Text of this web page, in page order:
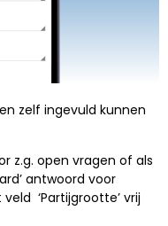
zelf ingevuld kunnen
z.g. open vragen of als
antwoord voor
‘Partijgrootte’ vrij